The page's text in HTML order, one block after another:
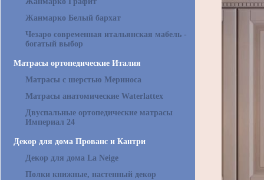
Жанмарко Белый бархат
Чезаро современная итальянская мабель -
богатый выбор
Матрасы ортопедические Италия
Матрасы с шерстью Мериноса
Матрасы анатомические Waterlattex
Двуспальные ортопедические матрасы
Империал 24
Декор для дома Прованс и Кантри
Декор для дома La Neige
Полки книжные, настенный декор